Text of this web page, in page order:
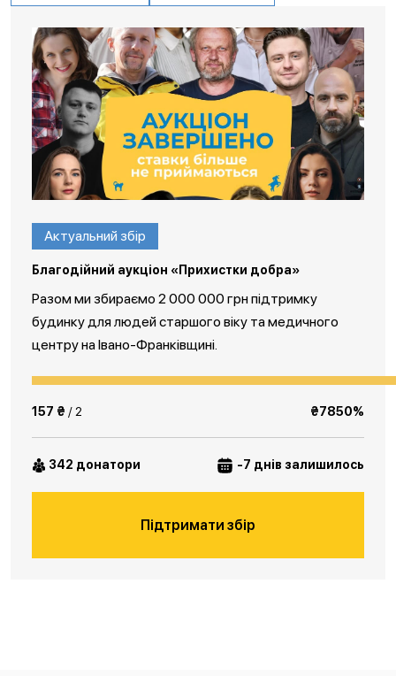
Актуальний збір
Благодійний аукціон «Прихистки добра»
Разом ми збираємо 2 000 000 грн підтримку
будинку для людей старшого віку та медичного
центру на Івано-Франківщині.
157 ₴ / 2 ₴7850%
342 донатори -7 днів залишилось
Підтримати збір